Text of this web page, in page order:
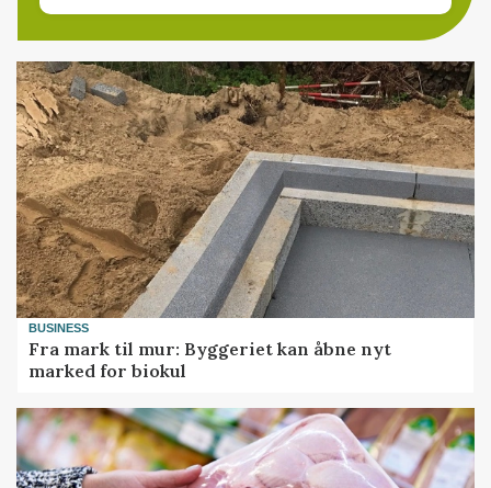
BUSINESS
Fra mark til mur: Byggeriet kan åbne nyt
marked for biokul